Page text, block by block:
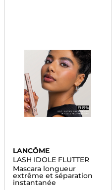
LANCÔME
LASH IDOLE FLUTTER
Mascara longueur
extrême et séparation
instantanée